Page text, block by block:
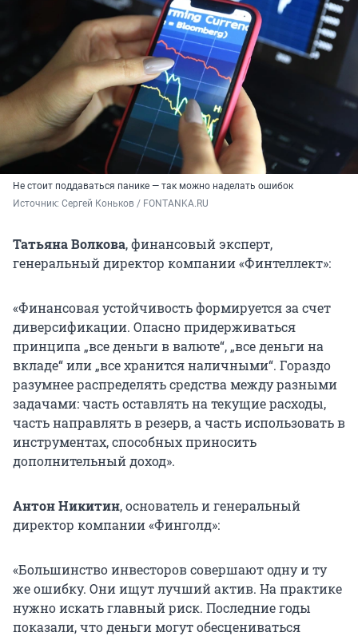
Не стоит поддаваться панике — так можно наделать ошибок
Источник: Сергей Коньков / FONTANKA.RU
Татьяна Волкова, финансовый эксперт,
генеральный директор компании «Финтеллект»:
«Финансовая устойчивость формируется за счет
диверсификации. Опасно придерживаться
принципа „все деньги в валюте“, „все деньги на
вкладе“ или „все хранится наличными“. Гораздо
разумнее распределять средства между разными
задачами: часть оставлять на текущие расходы,
часть направлять в резерв, а часть использовать в
инструментах, способных приносить
дополнительный доход».
Антон Никитин, основатель и генеральный
директор компании «Финголд»:
«Большинство инвесторов совершают одну и ту
же ошибку. Они ищут лучший актив. На практике
нужно искать главный риск. Последние годы
показали, что деньги могут обесцениваться